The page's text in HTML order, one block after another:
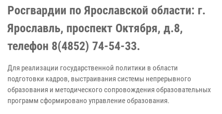
Росгвардии по Ярославской области: г.
Ярославль, проспект Октября, д.8,
телефон 8(4852) 74-54-33.
Для реализации государственной политики в области
подготовки кадров, выстраивания системы непрерывного
образования и методического сопровождения образовательных
программ сформировано управление образования.